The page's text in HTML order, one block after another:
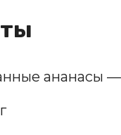
ананасы —